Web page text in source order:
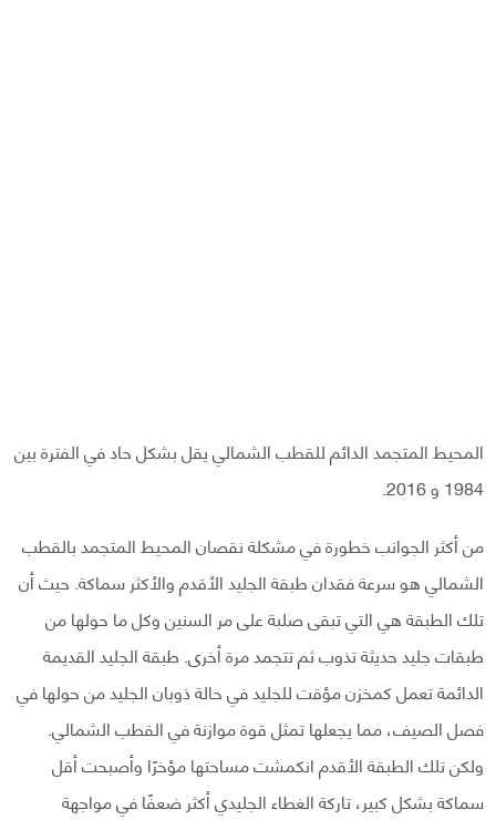
المحيط المتجمد الدائم للقطب الشمالي يقل بشكل حاد في الفترة بين
1984 و 2016.
من أكثر الجوانب خطورة في مشكلة نقصان المحيط المتجمد بالقطب
الشمالي هو سرعة فقدان طبقة الجليد الأقدم والأكثر سماكة. حيث أن
تلك الطبقة هي التي تبقى صلبة على مر السنين وكل ما حولها من
طبقات جليد حديثة تذوب ثم تتجمد مرة أخرى. طبقة الجليد القديمة
الدائمة تعمل كمخزن مؤقت للجليد في حالة ذوبان الجليد من حولها في
فصل الصيف، مما يجعلها تمثل قوة موازنة في القطب الشمالي.
ولكن تلك الطبقة الأقدم انكمشت مساحتها مؤخرًا وأصبحت أقل
سماكة بشكل كبير، تاركة الغطاء الجليدي أكثر ضعفًا في مواجهة